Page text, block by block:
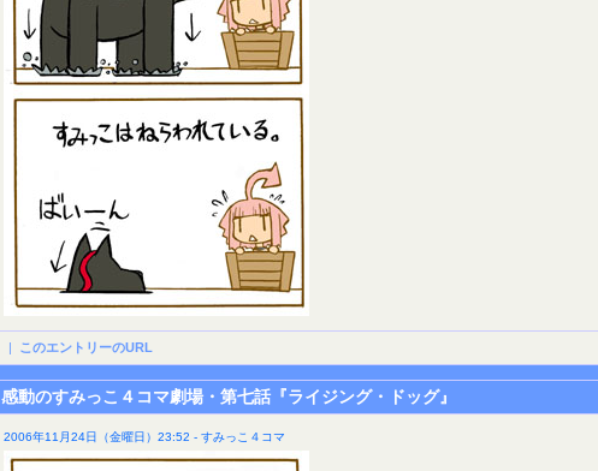
| このエントリーのURL
感動のすみっこ４コマ劇場・第七話『ライジング・ドッグ』
2006年11月24日（金曜日）23:52 - すみっこ４コマ